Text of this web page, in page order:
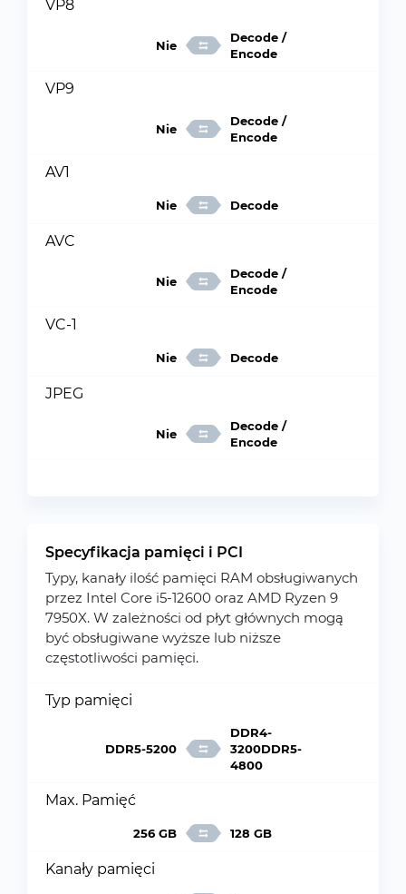
VP8
Nie
Decode /
Encode
VP9
Nie
Decode /
Encode
AV1
Nie Decode
AVC
Nie
Decode /
Encode
VC-1
Nie Decode
JPEG
Nie
Decode /
Encode
Specyfikacja pamięci i PCI
Typy, kanały ilość pamięci RAM obsługiwanych
przez Intel Core i5-12600 oraz AMD Ryzen 9
7950X. W zależności od płyt głównych mogą
być obsługiwane wyższe lub niższe
częstotliwości pamięci.
Typ pamięci
DDR5-5200
DDR4-
3200DDR5-
4800
Max. Pamięć
256 GB 128 GB
Kanały pamięci